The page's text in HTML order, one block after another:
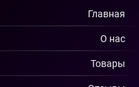
Главная
О нас
Товары